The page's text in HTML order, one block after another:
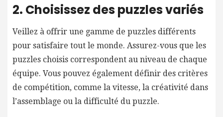
2. Choisissez des puzzles variés
Veillez à offrir une gamme de puzzles différents
pour satisfaire tout le monde. Assurez-vous que les
puzzles choisis correspondent au niveau de chaque
équipe. Vous pouvez également définir des critères
de compétition, comme la vitesse, la créativité dans
l’assemblage ou la difficulté du puzzle.